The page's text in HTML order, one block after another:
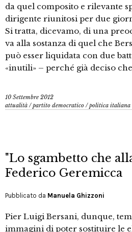
da quel composito e rilevante
dirigente riunitosi per due
Si tratta, dicevamo, di una
va alla sostanza di quel che
può esser liquidata con due
«inutili» – perché già deciso
10 Settembre 2012
attualità /partito democratico /politica italiana
"Lo sgambetto che
Federico Geremicca
Pubblicato da Manuela Ghizzoni
Pier Luigi Bersani, dunque,
immagini di poter sostituire le